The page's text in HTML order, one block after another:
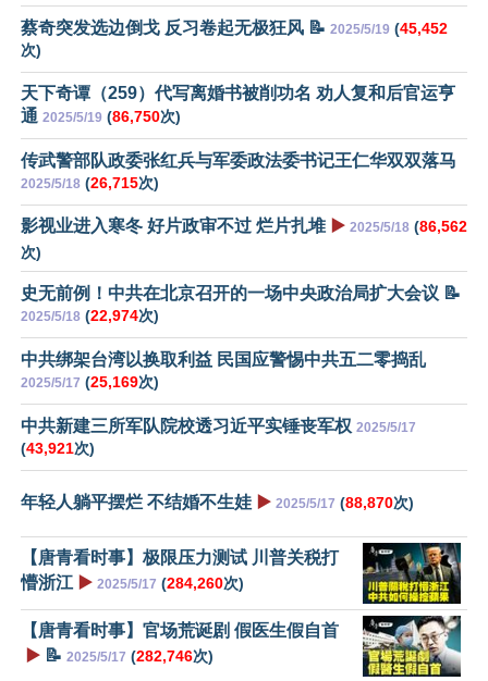
蔡奇突发选边倒戈 反习卷起无极狂风 📝 2025/5/19 (45,452
次)
天下奇谭（259）代写离婚书被削功名 劝人复和后官运亨
通 2025/5/19 (86,750次)
传武警部队政委张红兵与军委政法委书记王仁华双双落马
2025/5/18 (26,715次)
影视业进入寒冬 好片政审不过 烂片扎堆 ▶️ 2025/5/18 (86,562
次)
史无前例！中共在北京召开的一场中央政治局扩大会议 📝
2025/5/18 (22,974次)
中共绑架台湾以换取利益 民国应警惕中共五二零捣乱
2025/5/17 (25,169次)
中共新建三所军队院校透习近平实锤丧军权 2025/5/17
(43,921次)
年轻人躺平摆烂 不结婚不生娃 ▶️ 2025/5/17 (88,870次)
【唐青看时事】极限压力测试 川普关税打
懵浙江 ▶️ 2025/5/17 (284,260次)
【唐青看时事】官场荒诞剧 假医生假自首
▶️ 📝 2025/5/17 (282,746次)